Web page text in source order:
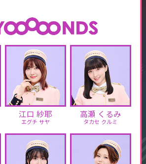
江口 紗耶
エグチ サヤ
高瀬 くるみ
タカセ クルミ